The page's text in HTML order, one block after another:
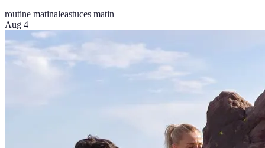
routine matinaleastuces matin
Aug 4